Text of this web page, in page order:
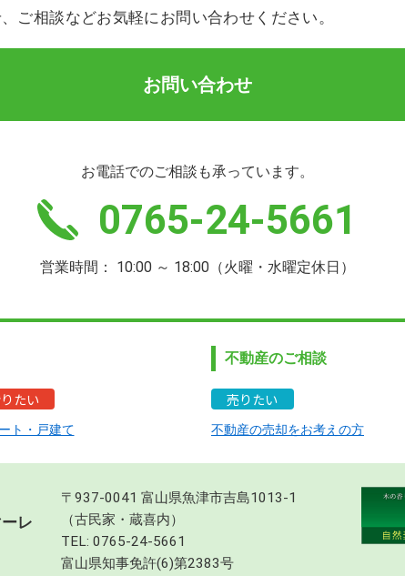
ご相談などお気軽にお問い合わせください。
お問い合わせ
お電話でのご相談も承っています。
0765-24-5661
営業時間： 10:00 ～ 18:00（火曜・水曜定休日）
たい
ト・戸建て
不動産のご相談
売りたい
不動産の売却をお考えの方
レ
〒937-0041 富山県魚津市吉島1013-1
（古民家・蔵喜内）
TEL: 0765-24-5661
富山県知事免許(6)第2383号